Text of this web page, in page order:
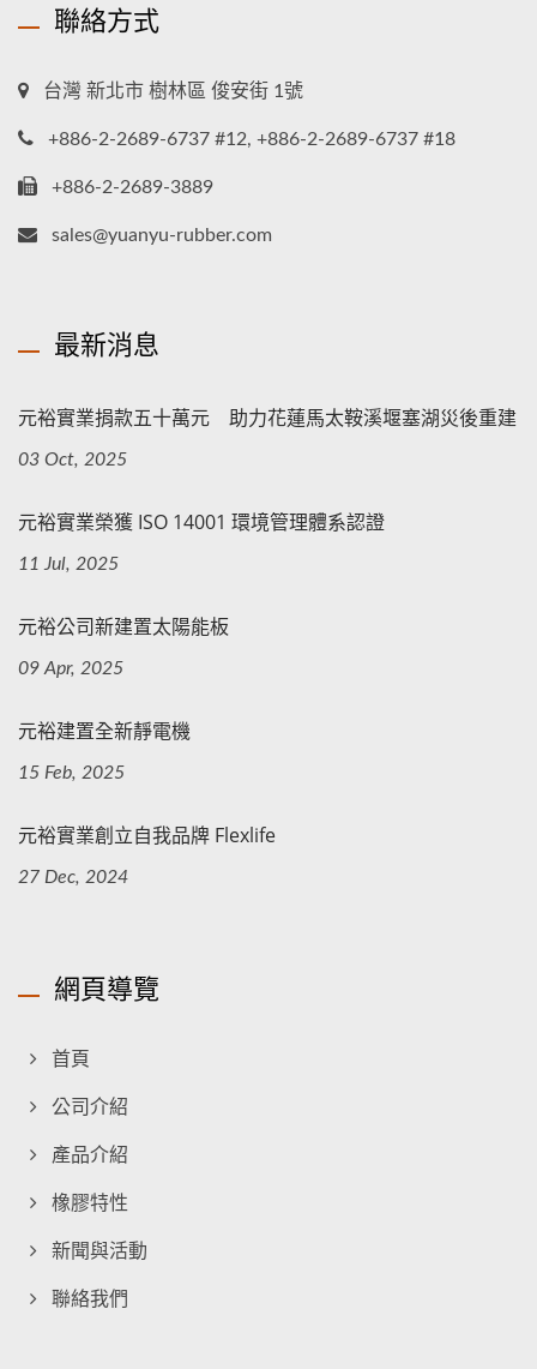
聯絡方式
台灣 新北市 樹林區 俊安街 1號
+886-2-2689-6737 #12, +886-2-2689-6737 #18
+886-2-2689-3889
sales@yuanyu-rubber.com
最新消息
元裕實業捐款五十萬元 助力花蓮馬太鞍溪堰塞湖災後重建
03 Oct, 2025
元裕實業榮獲 ISO 14001 環境管理體系認證
11 Jul, 2025
元裕公司新建置太陽能板
09 Apr, 2025
元裕建置全新靜電機
15 Feb, 2025
元裕實業創立自我品牌 Flexlife
27 Dec, 2024
網頁導覽
首頁
公司介紹
產品介紹
橡膠特性
新聞與活動
聯絡我們